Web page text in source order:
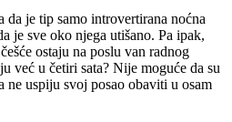
je tip samo introvertirana noćna
je sve oko njega utišano. Pa ipak,
ostaju na poslu van radnog
već u četiri sata? Nije moguće da su
uspiju svoj posao obaviti u osam